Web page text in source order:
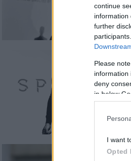
continue
information
further
Please
information
deny
in below
I want
Opted